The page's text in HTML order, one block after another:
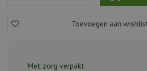
Met zorg verpakt